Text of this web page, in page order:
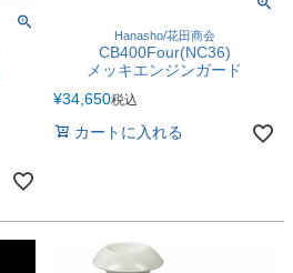
Hanasho/花田商会
CB400Four(NC36)
メッキエンジンガード
¥34,650税込
カートに入れる